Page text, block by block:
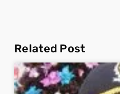
Related Post